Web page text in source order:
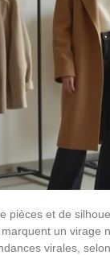
pièces et de
un virage
virales,